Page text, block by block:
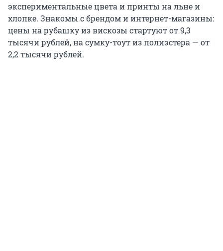
экспериментальные цвета и принты на льне и
хлопке. Знакомы с брендом и интернет-магазины:
цены на рубашку из вискозы стартуют от 9,3
тысячи рублей, на сумку-тоут из полиэстера — от
2,2 тысячи рублей.